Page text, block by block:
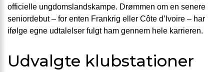
officielle ungdomslandskampe. Drømmen om en senere
seniordebut – for enten Frankrig eller Côte d’Ivoire – har
ifølge egne udtalelser fulgt ham gennem hele karrieren.
Udvalgte klubstationer